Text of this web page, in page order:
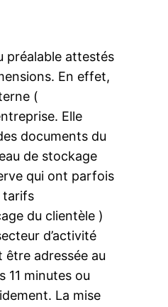
préalable attestés
En effet,
(
Elle
documents du
de stockage
qui ont parfois
tarifs
du clientèle )
d’activité
adressée au
11 minutes ou
La mise